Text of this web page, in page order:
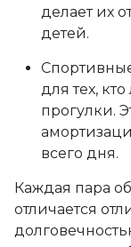
делает их
детей.
для тех,
прогулки.
всего дня.
Каждая пара
отличается